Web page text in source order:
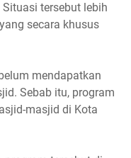
tersebut lebih
secara khusus
mendapatkan
Sebab itu, program
masjid di Kota